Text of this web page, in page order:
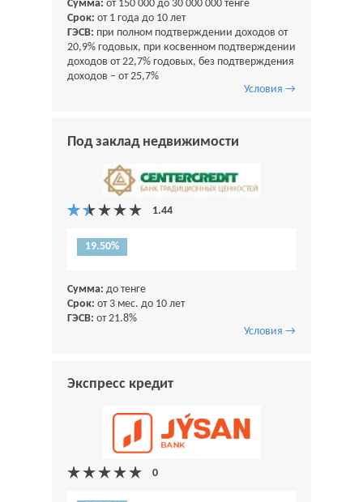
Сумма: от 150 000 до 30 000 000 тенге
Срок: от 1 года до 10 лет
ГЭСВ: при полном подтверждении доходов от
20,9% годовых, при косвенном подтверждении
доходов от 22,7% годовых, без подтверждения
доходов – от 25,7%
Условия →
Под заклад недвижимости
19.50%
Сумма: до тенге
Срок: от 3 мес. до 10 лет
ГЭСВ: от 21.8%
Условия →
Экспресс кредит